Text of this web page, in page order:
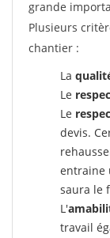
grande
Plusieurs
chantier :
La
Le
Le
devis.
entraine
saura le
L'
travail